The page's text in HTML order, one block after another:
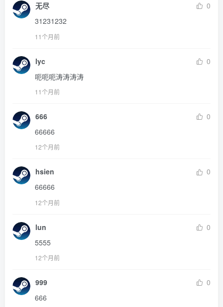
无尽
0
31231232
11个月前
lyc
0
呃呃呃涛涛涛涛
11个月前
666
0
66666
12个月前
hsien
0
66666
12个月前
lun
0
5555
12个月前
999
0
666